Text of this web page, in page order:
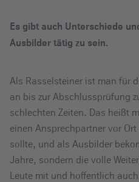
Es gibt auch Unterschiede
Ausbilder tätig zu sein.
Als Rasselsteiner ist man für
an bis zur Abschlussprüfung
schlechten Zeiten. Das heißt
einen Ansprechpartner vor
sollte, und als Ausbilder
Jahre, sondern die volle
Leute mit und hoffentlich